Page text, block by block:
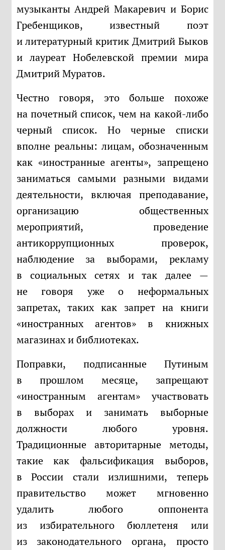
музыканты Андрей Макаревич и Борис
Гребенщиков, известный поэт
и литературный критик Дмитрий Быков
и лауреат Нобелевской премии мира
Дмитрий Муратов.
Честно говоря, это больше похоже
на почетный список, чем на какой-либо
черный список. Но черные списки
вполне реальны: лицам, обозначенным
как «иностранные агенты», запрещено
заниматься самыми разными видами
деятельности, включая преподавание,
организацию общественных
мероприятий, проведение
антикоррупционных проверок,
наблюдение за выборами, рекламу
в социальных сетях и так далее —
не говоря уже о неформальных
запретах, таких как запрет на книги
«иностранных агентов» в книжных
магазинах и библиотеках.
Поправки, подписанные Путиным
в прошлом месяце, запрещают
«иностранным агентам» участвовать
в выборах и занимать выборные
должности любого уровня.
Традиционные авторитарные методы,
такие как фальсификация выборов,
в России стали излишними, теперь
правительство может мгновенно
удалить любого оппонента
из избирательного бюллетеня или
из законодательного органа, просто